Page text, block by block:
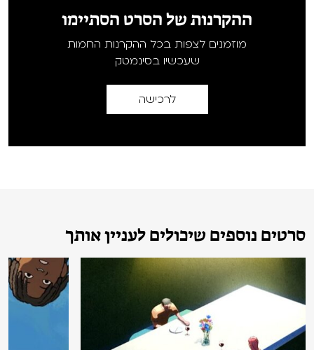
ההקרנות של הסרט הסתיימו
מוזמנים לצפות בכל ההקרנות החמות
שעכשיו בסינמטק
לרכישה
סרטים נוספים שיכולים לעניין אותך